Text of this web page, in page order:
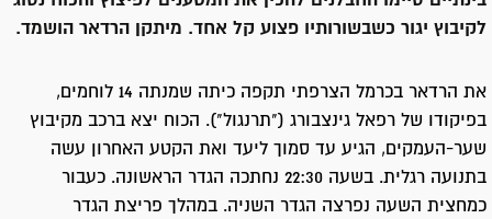
לקיבוץ יגור כשבשורותיו פצוע קל אחד. מיתקן הרדאר הושמד.
את הרדאר בכרמל הצרפתי תקפה כיתה שמנתה 14 לוחמים,
בפיקודו של רפאל גינצבורג ("תרנגול"). הכוח יצא ברכב מקיבוץ
שער-העמקים, הגיע עד סמוך ליעד ואת הקטע האחרון עשה
בתנועה רגלית. בשעה 22:30 נחתכה הגדר הראשונה. כעבור
כמחצית השעה נפרצה הגדר השניה. במהלך פריצת הגדר